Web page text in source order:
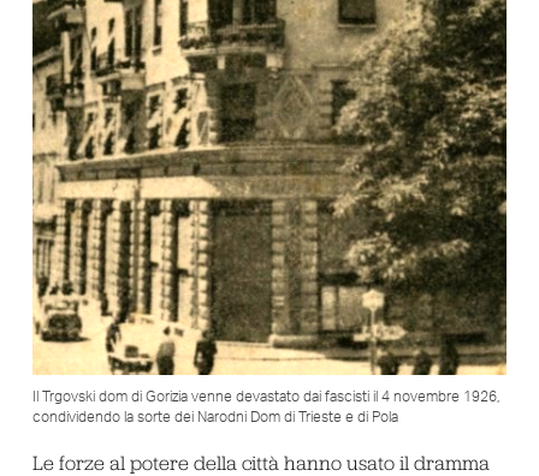
Il Trgovski dom di Gorizia venne devastato dai fascisti il 4 novembre 1926,
condividendo la sorte dei Narodni Dom di Trieste e di Pola
Le forze al potere della città hanno usato il dramma